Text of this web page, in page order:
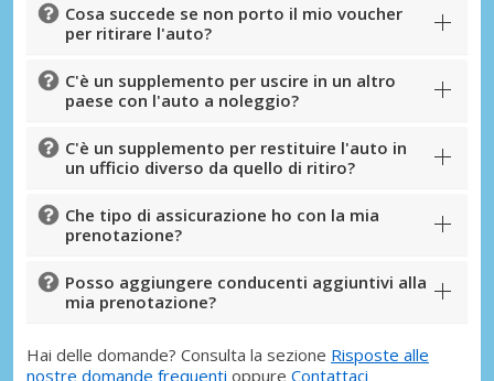
Cosa succede se non porto il mio voucher
per ritirare l'auto?
C'è un supplemento per uscire in un altro
paese con l'auto a noleggio?
C'è un supplemento per restituire l'auto in
un ufficio diverso da quello di ritiro?
Che tipo di assicurazione ho con la mia
prenotazione?
Posso aggiungere conducenti aggiuntivi alla
mia prenotazione?
Hai delle domande? Consulta la sezione Risposte alle
nostre domande frequenti oppure Contattaci